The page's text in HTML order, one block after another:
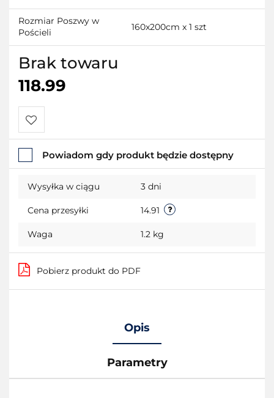
Rozmiar Poszwy w
Pościeli
160x200cm x 1 szt
Brak towaru
118.99
Do
przechowalni
Powiadom gdy produkt będzie dostępny
Wysyłka w ciągu 3 dni
Cena przesyłki 14.91
Waga 1.2 kg
Pobierz produkt do PDF
Opis
Parametry